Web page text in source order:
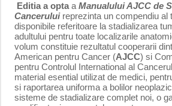
Editia a opta a Manualului AJCC de
Cancerului reprezinta un compendiu al
disponibile referitoare la stadializarea
adultului pentru toate localizarile
volum constituie rezultatul cooperarii
American pentru Cancer (AJCC) si
pentru Controlul International al
material esential utilizat de medici,
si raportarea uniforma a bolilor
sisteme de stadializare complet noi, o